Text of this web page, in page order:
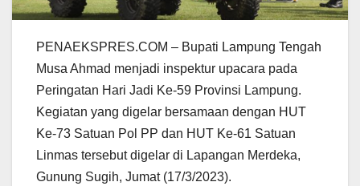
PENAEKSPRES.COM – Bupati Lampung Tengah
Musa Ahmad menjadi inspektur upacara pada
Peringatan Hari Jadi Ke-59 Provinsi Lampung.
Kegiatan yang digelar bersamaan dengan HUT
Ke-73 Satuan Pol PP dan HUT Ke-61 Satuan
Linmas tersebut digelar di Lapangan Merdeka,
Gunung Sugih, Jumat (17/3/2023).